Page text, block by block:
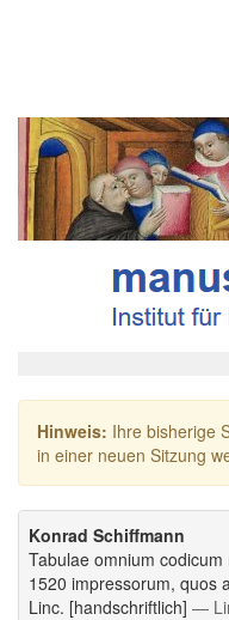
Hinweis: Ihre bisherige
in einer neuen Sitzung
Konrad Schiffmann
Tabulae omnium
1520 impressorum, quos
Linc. [handschriftlich] —